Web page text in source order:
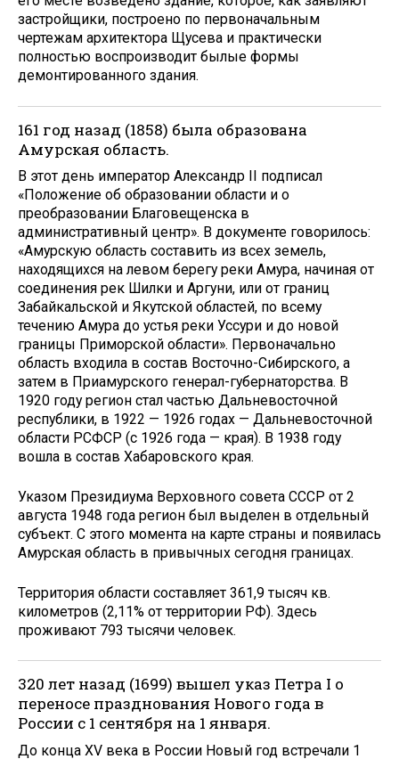
застройщики, построено по первоначальным
чертежам архитектора Щусева и практически
полностью воспроизводит былые формы
демонтированного здания.
161 год назад (1858) была образована
Амурская область.
В этот день император Александр II подписал
«Положение об образовании области и о
преобразовании Благовещенска в
административный центр». В документе говорилось:
«Амурскую область составить из всех земель,
находящихся на левом берегу реки Амура, начиная от
соединения рек Шилки и Аргуни, или от границ
Забайкальской и Якутской областей, по всему
течению Амура до устья реки Уссури и до новой
границы Приморской области». Первоначально
область входила в состав Восточно-Сибирского, а
затем в Приамурского генерал-губернаторства. В
1920 году регион стал частью Дальневосточной
республики, в 1922 — 1926 годах — Дальневосточной
области РСФСР (с 1926 года — края). В 1938 году
вошла в состав Хабаровского края.
Указом Президиума Верховного совета СССР от 2
августа 1948 года регион был выделен в отдельный
субъект. С этого момента на карте страны и появилась
Амурская область в привычных сегодня границах.
Территория области составляет 361,9 тысяч кв.
километров (2,11% от территории РФ). Здесь
проживают 793 тысячи человек.
320 лет назад (1699) вышел указ Петра I о
переносе празднования Нового года в
России с 1 сентября на 1 января.
До конца XV века в России Новый год встречали 1